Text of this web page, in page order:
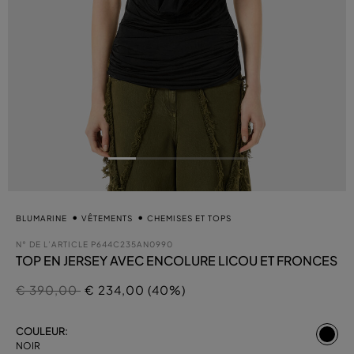
BLUMARINE VÊTEMENTS CHEMISES ET TOPS
N° DE L’ARTICLE P644C235AN0990
TOP EN JERSEY AVEC ENCOLURE LICOU ET FRONCES
Prix réduit de
€ 390,00à€ 234,00 (40%)
COULEUR:
NOIR